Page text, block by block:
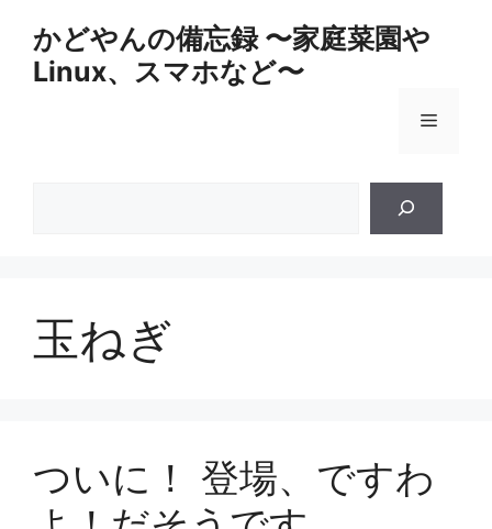
かどやんの備忘録 〜家庭菜園や
Linux、スマホなど〜
メ
ニ
玉ねぎ
ついに！ 登場、ですわ